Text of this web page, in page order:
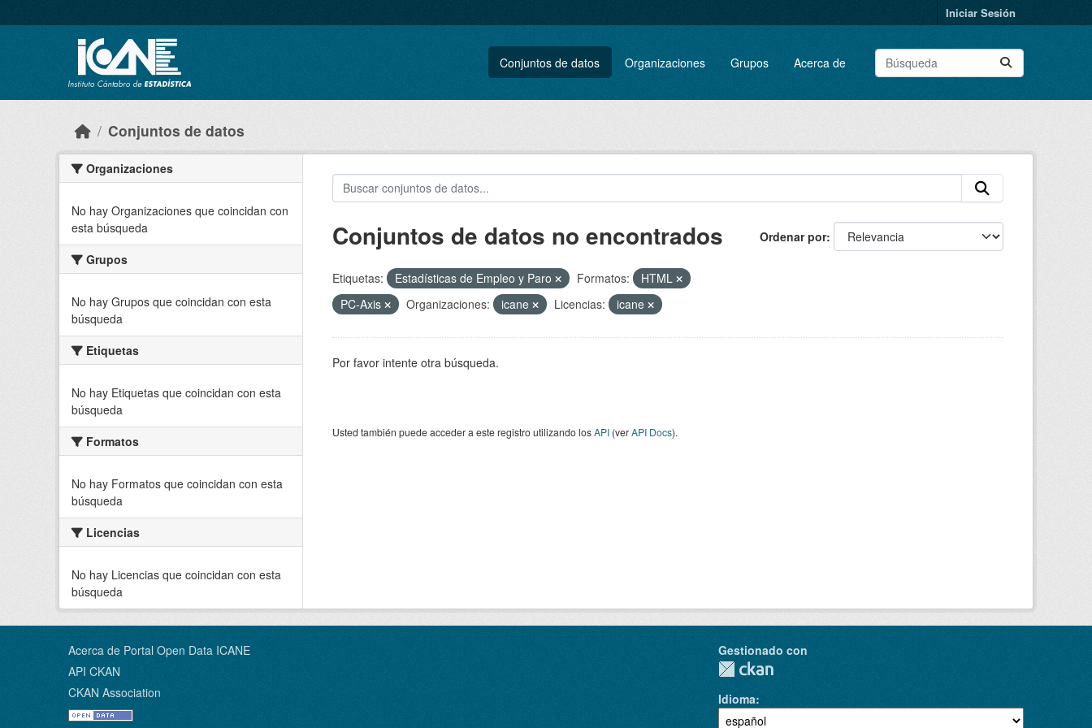
Iniciar Sesión
Conjuntos de datos Organizaciones Grupos Acerca de
Conjuntos de datos
Organizaciones
No hay Organizaciones que coincidan con
esta búsqueda
Grupos
No hay Grupos que coincidan con esta
búsqueda
Etiquetas
No hay Etiquetas que coincidan con esta
búsqueda
Formatos
No hay Formatos que coincidan con esta
búsqueda
Licencias
No hay Licencias que coincidan con esta
búsqueda
Ordenar por
Conjuntos de datos no encontrados
Etiquetas: Estadísticas de Empleo y Paro Formatos:
HTML
PC-Axis
Organizaciones: icane Licencias: icane
Por favor intente otra búsqueda.
Usted también puede acceder a este registro utilizando losAPI(verAPI Docs).
Acerca de Portal Open Data ICANE
API CKAN
CKAN Association
Gestionado con
Idioma